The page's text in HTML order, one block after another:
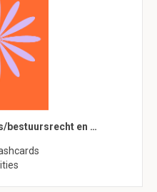
bestuursrecht en …